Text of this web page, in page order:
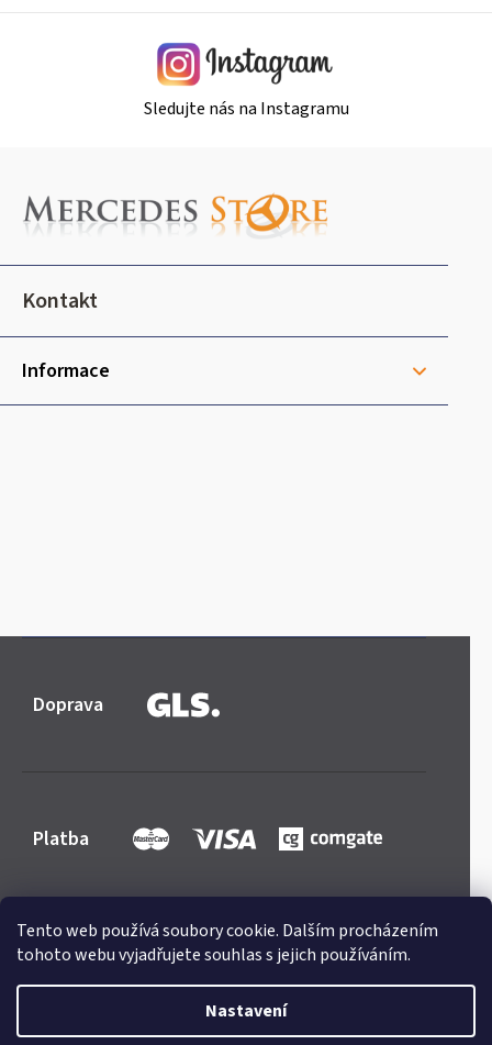
Tento web používá soubory cookie. Dalším procházením
tohoto webu vyjadřujete souhlas s jejich používáním.
Nastavení
Sledujte nás na Instagramu
a
í
Kontakt
Informace
Doprava
Platba
Shoptet |mime digital
Mercedes-store.com
vyhrazena.Upravit nastavení cookies